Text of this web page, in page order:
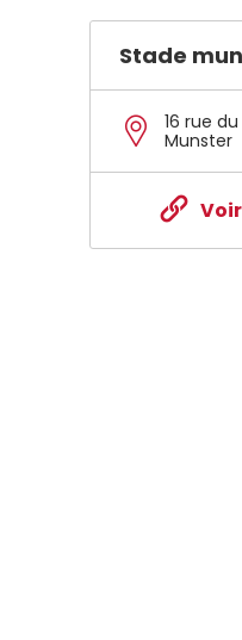
Stade
16 rue
Munster